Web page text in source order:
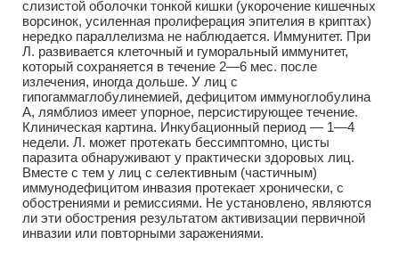
слизистой оболочки тонкой кишки (укорочение кишечных
ворсинок, усиленная пролиферация эпителия в криптах)
нередко параллелизма не наблюдается. Иммунитет. При
Л. развивается клеточный и гуморальный иммунитет,
который сохраняется в течение 2—6 мес. после
излечения, иногда дольше. У лиц с
гипогаммаглобулинемией, дефицитом иммуноглобулина
А, лямблиоз имеет упорное, персистирующее течение.
Клиническая картина. Инкубационный период — 1—4
недели. Л. может протекать бессимптомно, цисты
паразита обнаруживают у практически здоровых лиц.
Вместе с тем у лиц с селективным (частичным)
иммунодефицитом инвазия протекает хронически, с
обострениями и ремиссиями. Не установлено, являются
ли эти обострения результатом активизации первичной
инвазии или повторными заражениями.